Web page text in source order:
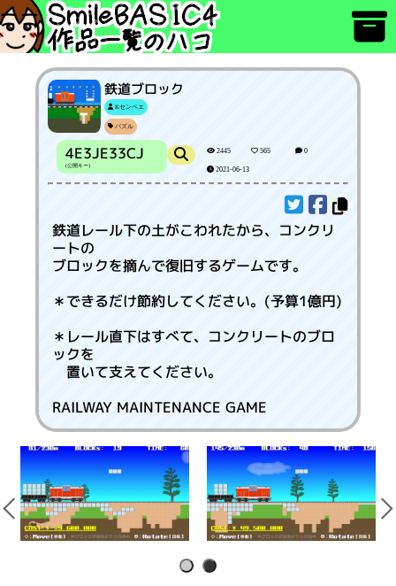
鉄道ブロック
Kセンベエ
パズル
4E3JE33CJ
(公開キー)
2445 565 0
2021-06-13
鉄道レール下の土がこわれたから、コンクリ
ートの
ブロックを摘んで復旧するゲームです。
＊できるだけ節約してください。(予算1億円)
＊レール直下はすべて、コンクリートのブロ
ックを
置いて支えてください。
RAILWAY MAINTENANCE GAME
1 2